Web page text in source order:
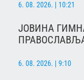
6. 08. 2026. | 10:21
ЈОВИНА
6. 08. 2026. | 9:10